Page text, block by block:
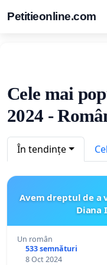
Petitieonline.com
Cele mai
2024 -
În tendințe
Avem dreptul de a
Diana
Un român
533 semnături
8 Oct 2024